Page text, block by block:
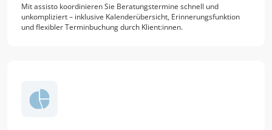
Mit assisto koordinieren Sie Beratungstermine schnell und
unkompliziert – inklusive Kalenderübersicht, Erinnerungsfunktion
und flexibler Terminbuchung durch Klient:innen.